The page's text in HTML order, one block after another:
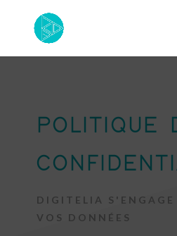
POLITIQUE
DIGITELIA S'ENGAGE
VOS DONNÉES